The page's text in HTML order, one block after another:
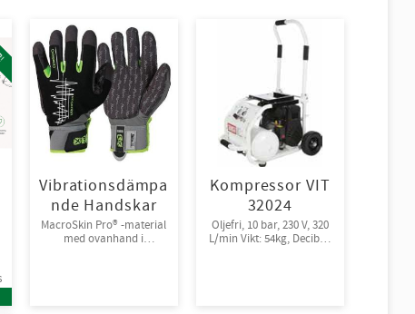
Vibrationsdämpa
nde Handskar
MacroSkin Pro® -material
med ovanhand i
Kompressor VIT
32024
Oljefri, 10 bar, 230 V, 320
L/min Vikt: 54kg, Decibel: